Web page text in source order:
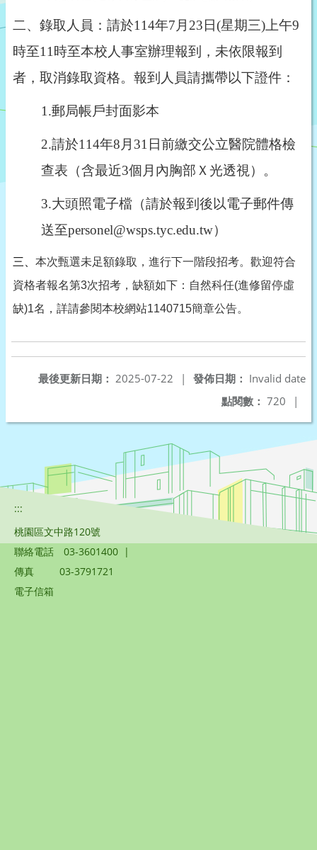
二、錄取人員：請於114年7 月23日(星期三) 上午9
時至11 時至本校人事室辦理報到，未依限報到
者，取消錄取資格。報到人員請攜帶以下證件：
1.郵局帳戶封面影本
2.請於114年8 月 31 日前繳交公立醫院體格檢
查表（含最近3個月內胸部Ｘ光透視）。
3.大頭照電子檔（請於報到後以電子郵件傳
送至personel@wsps.tyc.edu.tw）
三、 本次甄選未足額錄取，進行下一階段招考。歡迎符合
資格者報名第3次招考，缺額如下：自然科任(進修留停虛
缺)1名，詳請參閱本校網站1140715簡章公告。
發佈日期： Invalid date
最後更新日期： 2025-07-22
|
點閱數： 720 |
:::
桃園區文中路120號
聯絡電話
03-3601400 |
傳真
03-3791721
電子信箱